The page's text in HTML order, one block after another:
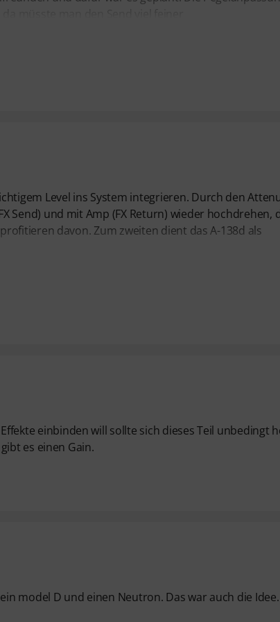
Level ins System integrieren. Durch den
Send) und mit Amp (FX Return) wieder hochdrehen,
davon. Zum zweiten dient das A-138d als
einbinden will sollte sich dieses Teil unbedingt
es einen Gain.
model D und einen Neutron. Das war auch die Idee.